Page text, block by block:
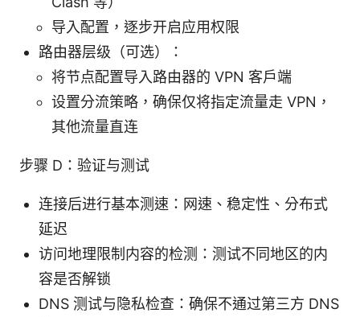
导入配置，逐步开启应用权限
路由器层级（可选）：
将节点配置导入路由器的 VPN 客户端
设置分流策略，确保仅将指定流量走 VPN，
其他流量直连
步骤 D：验证与测试
连接后进行基本测速：网速、稳定性、分布式
延迟
访问地理限制内容的检测：测试不同地区的内
容是否解锁
DNS 测试与隐私检查：确保不通过第三方 DNS